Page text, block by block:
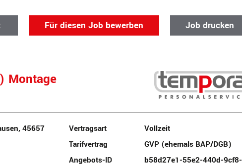
Für diesen Job bewerben Job drucken
Montage
45657 Vertragsart
Vollzeit
Tarifvertrag
GVP (ehemals BAP/DGB)
Angebots-ID
b58d27e1-55e2-440d-9cf8-